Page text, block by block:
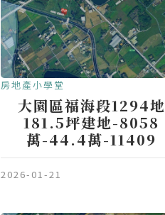
房地產小學堂
大園區福海段1294地
181.5坪建地-8058
萬-44.4萬-11409
2026-01-21